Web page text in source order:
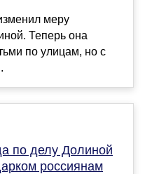
меру
Теперь она
по улицам, но с
по делу Долиной
россиянам